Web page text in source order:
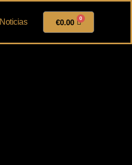
Noticias €0.00 0